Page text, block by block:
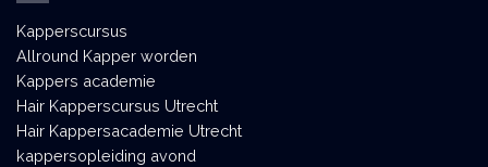
Kapperscursus
Allround Kapper worden
Kappers academie
Hair Kapperscursus Utrecht
Hair Kappersacademie Utrecht
kappersopleiding avond